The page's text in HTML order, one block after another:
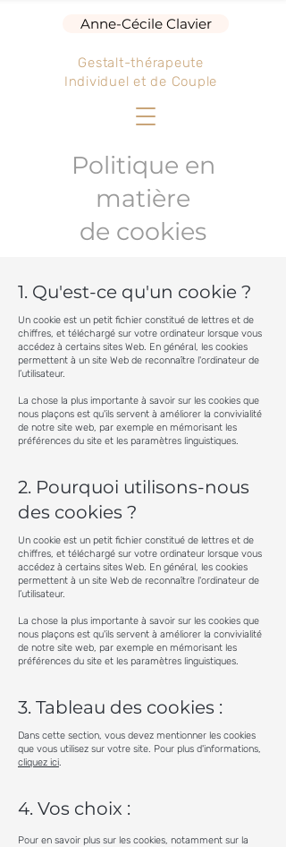
Anne-Cécile Clavier
Gestalt-thérapeute
Individuel et de Couple
Politique en
matière
de cookies
1. Qu'est-ce qu'un cookie ?
Un cookie est un petit fichier constitué de lettres et de
chiffres, et téléchargé sur votre ordinateur lorsque vous
accédez à certains sites Web. En général, les cookies
permettent à un site Web de reconnaître l'ordinateur de
l’utilisateur.
La chose la plus importante à savoir sur les cookies que
nous plaçons est qu'ils servent à améliorer la convivialité
de notre site web, par exemple en mémorisant les
préférences du site et les paramètres linguistiques.
2. Pourquoi utilisons-nous
des cookies ?
Un cookie est un petit fichier constitué de lettres et de
chiffres, et téléchargé sur votre ordinateur lorsque vous
accédez à certains sites Web. En général, les cookies
permettent à un site Web de reconnaître l'ordinateur de
l’utilisateur.
La chose la plus importante à savoir sur les cookies que
nous plaçons est qu'ils servent à améliorer la convivialité
de notre site web, par exemple en mémorisant les
préférences du site et les paramètres linguistiques.
3. Tableau des cookies :
Dans cette section, vous devez mentionner les cookies
que vous utilisez sur votre site. Pour plus d'informations,
cliquez ici.
4. Vos choix :
Pour en savoir plus sur les cookies, notamment sur la